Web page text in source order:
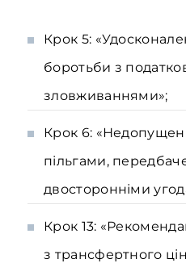
Крок 5:
боротьби з
зловживаннями»;
Крок 6:
пільгами,
двосторонніми
Крок 13:
з трансфертного